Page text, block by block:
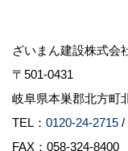
ざいまん建設株式会
〒501-0431
岐阜県本巣郡北方町
TEL： 0120-24-2715 /
FAX：058-324-8400